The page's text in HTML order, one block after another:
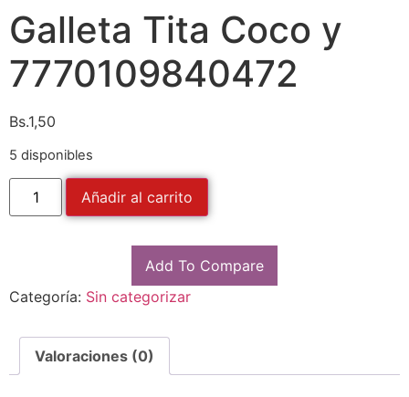
Galleta Tita Coco y
7770109840472
Bs.1,50
5 disponibles
Añadir al carrito
Add To Compare
Categoría: Sin categorizar
Valoraciones (0)